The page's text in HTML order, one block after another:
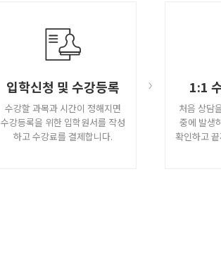
입학신청 및 수강등록
수강할 과목과 시간이 정해지면
수강등록을 위한 입학원서를 작성
하고 수강료를 결제합니다.
1:1
처음 상담
중에 발생
확인하고